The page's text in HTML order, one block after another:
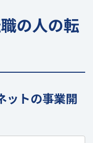
の人の転
ットの事業開